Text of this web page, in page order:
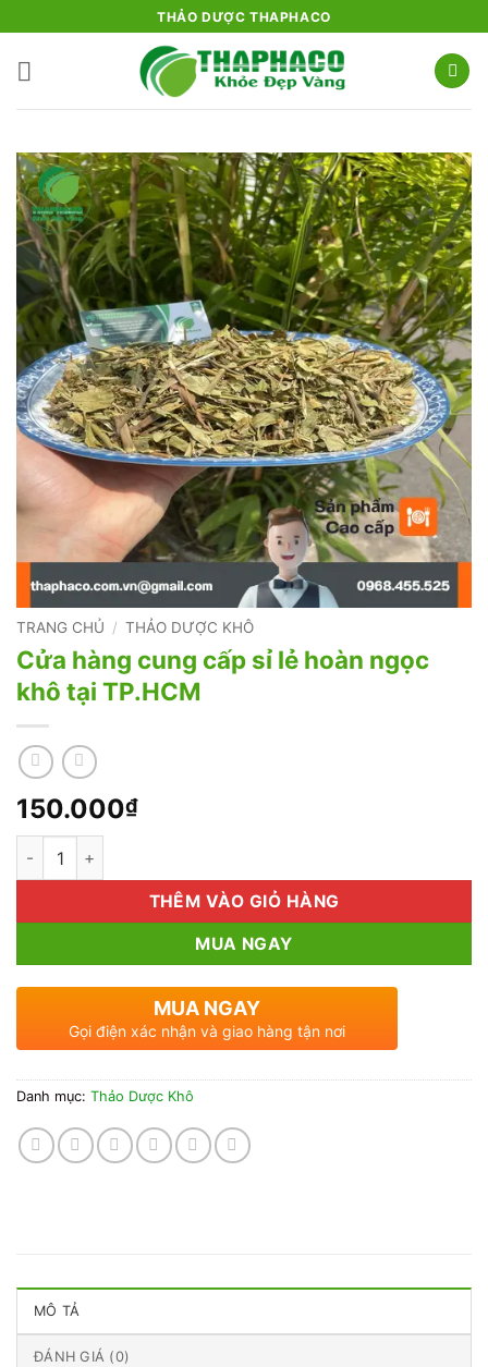
qua
nội
THẢO DƯỢC THAPHACO
TRANG CHỦ / THẢO DƯỢC KHÔ
Cửa hàng cung cấp sỉ lẻ hoàn ngọc
khô tại TP.HCM
150.000₫
Cửa hàng cung cấp sỉ lẻ hoàn ngọc khô tại TP.HCM số lượng
THÊM VÀO GIỎ HÀNG
MUA NGAY
MUA NGAY
Gọi điện xác nhận và giao hàng tận nơi
Danh mục: Thảo Dược Khô
MÔ TẢ
ĐÁNH GIÁ (0)